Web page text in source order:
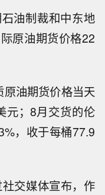
油制裁和中东地
原油期货价格22
油期货价格当天
元；8月交货的伦
，收于每桶77.9
交媒体宣布，作